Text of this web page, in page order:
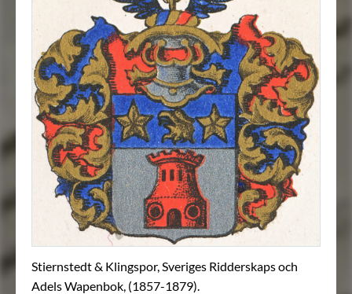
Stiernstedt & Klingspor, Sveriges Ridderskaps och
Adels Wapenbok, (1857-1879).